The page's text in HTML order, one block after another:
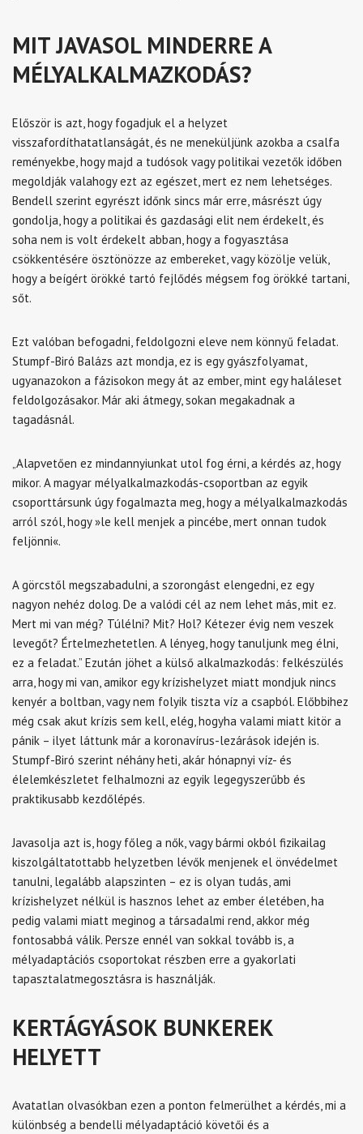
MIT JAVASOL MINDERRE A
MÉLYALKALMAZKODÁS?
Először is azt, hogy fogadjuk el a helyzet
visszafordíthatatlanságát, és ne meneküljünk azokba a csalfa
reményekbe, hogy majd a tudósok vagy politikai vezetők időben
megoldják valahogy ezt az egészet, mert ez nem lehetséges.
Bendell szerint egyrészt időnk sincs már erre, másrészt úgy
gondolja, hogy a politikai és gazdasági elit nem érdekelt, és
soha nem is volt érdekelt abban, hogy a fogyasztása
csökkentésére ösztönözze az embereket, vagy közölje velük,
hogy a beígért örökké tartó fejlődés mégsem fog örökké tartani,
sőt.
Ezt valóban befogadni, feldolgozni eleve nem könnyű feladat.
Stumpf-Biró Balázs azt mondja, ez is egy gyászfolyamat,
ugyanazokon a fázisokon megy át az ember, mint egy haláleset
feldolgozásakor. Már aki átmegy, sokan megakadnak a
tagadásnál.
„Alapvetően ez mindannyiunkat utol fog érni, a kérdés az, hogy
mikor. A magyar mélyalkalmazkodás-csoportban az egyik
csoporttársunk úgy fogalmazta meg, hogy a mélyalkalmazkodás
arról szól, hogy »le kell menjek a pincébe, mert onnan tudok
feljönni«.
A görcstől megszabadulni, a szorongást elengedni, ez egy
nagyon nehéz dolog. De a valódi cél az nem lehet más, mit ez.
Mert mi van még? Túlélni? Mit? Hol? Kétezer évig nem veszek
levegőt? Értelmezhetetlen. A lényeg, hogy tanuljunk meg élni,
ez a feladat.” Ezután jöhet a külső alkalmazkodás: felkészülés
arra, hogy mi van, amikor egy krízishelyzet miatt mondjuk nincs
kenyér a boltban, vagy nem folyik tiszta víz a csapból. Előbbihez
még csak akut krízis sem kell, elég, hogyha valami miatt kitör a
pánik – ilyet láttunk már a koronavírus-lezárások idején is.
Stumpf-Biró szerint néhány heti, akár hónapnyi víz- és
élelemkészletet felhalmozni az egyik legegyszerűbb és
praktikusabb kezdőlépés.
Javasolja azt is, hogy főleg a nők, vagy bármi okból fizikailag
kiszolgáltatottabb helyzetben lévők menjenek el önvédelmet
tanulni, legalább alapszinten – ez is olyan tudás, ami
krízishelyzet nélkül is hasznos lehet az ember életében, ha
pedig valami miatt meginog a társadalmi rend, akkor még
fontosabbá válik. Persze ennél van sokkal tovább is, a
mélyadaptációs csoportokat részben erre a gyakorlati
tapasztalatmegosztásra is használják.
KERTÁGYÁSOK BUNKEREK
HELYETT
Avatatlan olvasókban ezen a ponton felmerülhet a kérdés, mi a
különbség a bendelli mélyadaptáció követői és a